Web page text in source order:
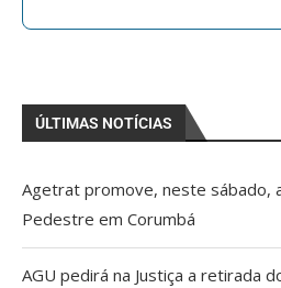
ÚLTIMAS NOTÍCIAS
Agetrat promove, neste sábado,
Pedestre em Corumbá
AGU pedirá na Justiça a retirada